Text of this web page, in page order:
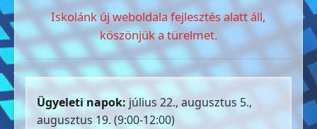
Iskolánk új weboldala fejlesztés alatt áll,
köszönjük a türelmet.
Ügyeleti napok: július 22., augusztus 5.,
augusztus 19. (9:00-12:00)